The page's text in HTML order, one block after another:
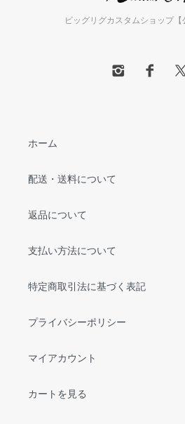
ビッグリグカスタムショップ【
ホーム
配送・送料について
返品について
支払い方法について
特定商取引法に基づく表記
プライバシーポリシー
マイアカウント
カートを見る